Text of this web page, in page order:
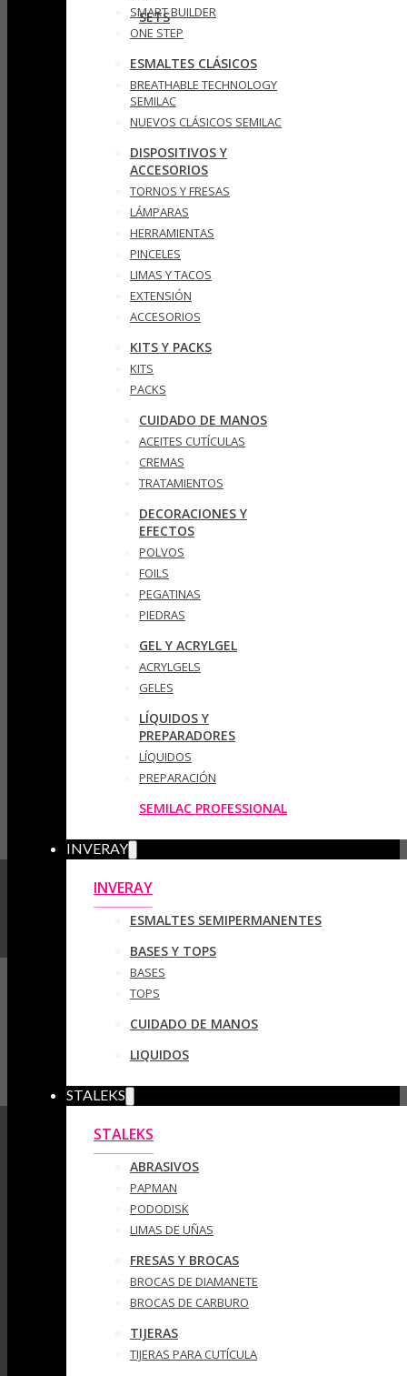
SETS
SMART BUILDER
ONE STEP
ESMALTES CLÁSICOS
BREATHABLE TECHNOLOGY
SEMILAC
NUEVOS CLÁSICOS SEMILAC
DISPOSITIVOS Y
ACCESORIOS
TORNOS Y FRESAS
LÁMPARAS
HERRAMIENTAS
PINCELES
LIMAS Y TACOS
EXTENSIÓN
ACCESORIOS
KITS Y PACKS
KITS
PACKS
CUIDADO DE MANOS
ACEITES CUTÍCULAS
CREMAS
TRATAMIENTOS
DECORACIONES Y
EFECTOS
POLVOS
FOILS
PEGATINAS
PIEDRAS
GEL Y ACRYLGEL
ACRYLGELS
GELES
LÍQUIDOS Y
PREPARADORES
LÍQUIDOS
PREPARACIÓN
SEMILAC PROFESSIONAL
INVERAY
INVERAY
ESMALTES SEMIPERMANENTES
BASES Y TOPS
BASES
TOPS
CUIDADO DE MANOS
LIQUIDOS
STALEKS
STALEKS
ABRASIVOS
PAPMAN
PODODISK
LIMAS DE UÑAS
FRESAS Y BROCAS
BROCAS DE DIAMANETE
BROCAS DE CARBURO
TIJERAS
TIJERAS PARA CUTÍCULA